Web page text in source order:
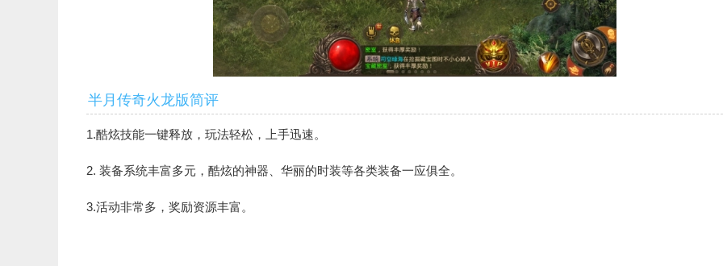
半月传奇火龙版简评
1.酷炫技能一键释放，玩法轻松，上手迅速。
2. 装备系统丰富多元，酷炫的神器、华丽的时装等各类装备一应俱全。
3.活动非常多，奖励资源丰富。